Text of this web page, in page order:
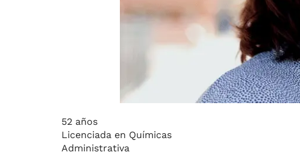
52 años
Licenciada en Químicas
Administrativa